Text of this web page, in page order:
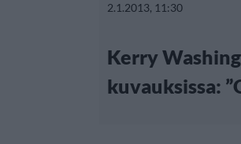
2.1.2013, 11:30
Kerry
kuvauksissa: